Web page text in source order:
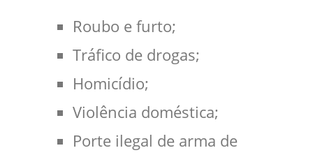
Roubo e furto;
Tráfico de drogas;
Homicídio;
Violência doméstica;
Porte ilegal de arma de